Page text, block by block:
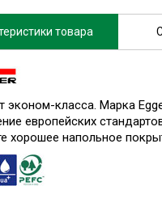
товара
эконом-класса. Марка
европейских
хорошее напольное